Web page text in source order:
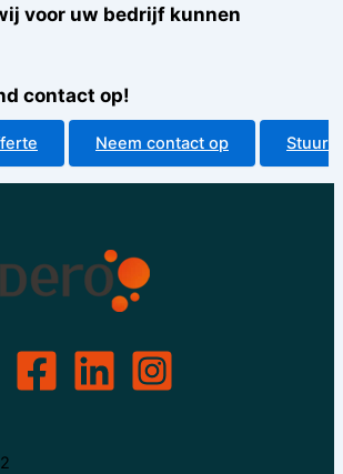
voor uw bedrijf kunnen
contact op!
Neem contact op
Stuur